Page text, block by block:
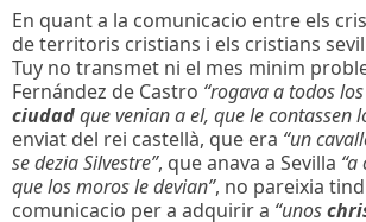
En quant a la comunicacio entre els
de territoris cristians i els cristians
Tuy no transmet ni el mes minim
Fernández de Castro “rogava a todos los
ciudadque venian a el, que le contassen
enviat del rei castellà, que era “un
se dezia Silvestre”, que anava a Sevilla
que los moros le devian”, no pareixia
comunicacio per a adquirir a “unos